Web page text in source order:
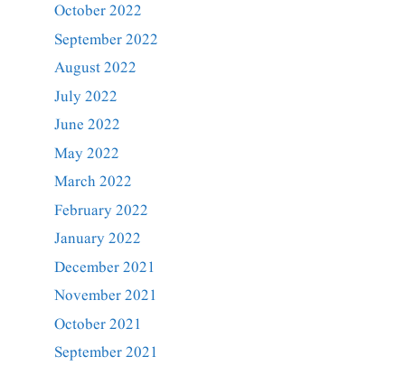
October 2022
September 2022
August 2022
July 2022
June 2022
May 2022
March 2022
February 2022
January 2022
December 2021
November 2021
October 2021
September 2021